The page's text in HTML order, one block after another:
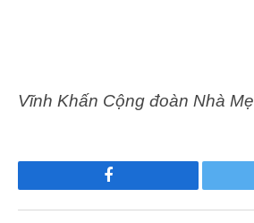
Vĩnh Khấn Cộng đoàn Nhà Mẹ
Facebook